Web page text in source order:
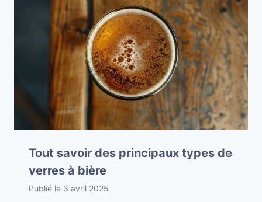
Tout savoir des principaux types de
verres à bière
Publié le 3 avril 2025